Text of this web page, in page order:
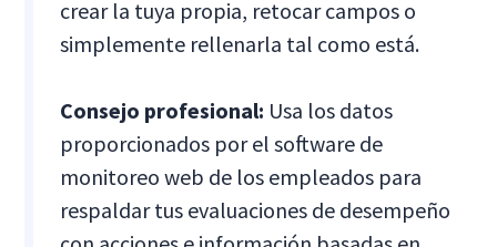
crear la tuya propia, retocar campos o
simplemente rellenarla tal como está.
Consejo profesional: Usa los datos
proporcionados por el software de
monitoreo web de los empleados para
respaldar tus evaluaciones de desempeño